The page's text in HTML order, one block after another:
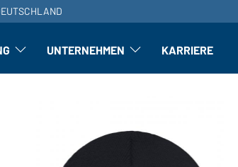
Veredelung: Untermenü öffnen
UNTERNEHMEN Unternehmen: Untermenü öffnen
KARRIERE